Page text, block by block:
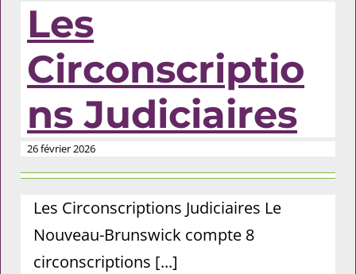
Les
Circonscriptio
ns Judiciaires
26 février 2026
Les Circonscriptions Judiciaires Le
Nouveau-Brunswick compte 8
circonscriptions [...]